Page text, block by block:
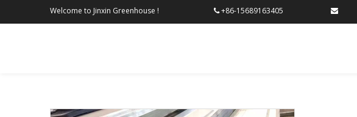
Welcome to Jinxin Greenhouse ! +86-15689163405 